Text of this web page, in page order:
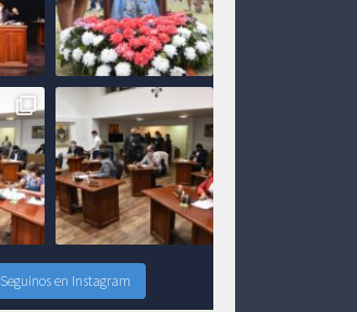
Seguinos en Instagram